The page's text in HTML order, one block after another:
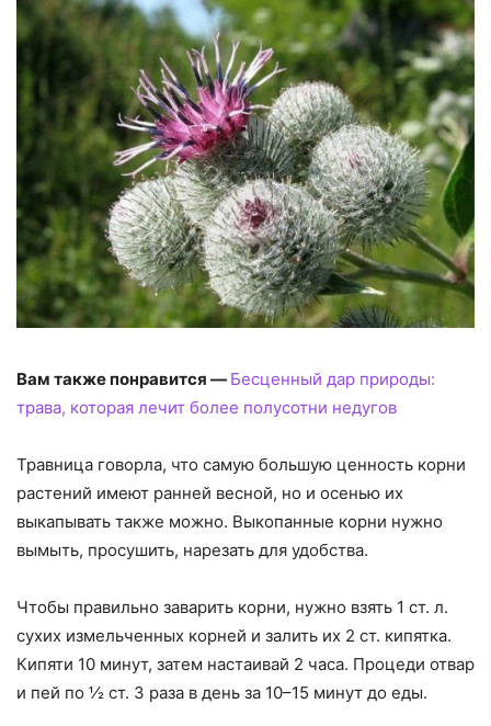
Вам также понравится — Бесценный дар природы:
трава, которая лечит более полусотни недугов
Травница говорла, что самую большую ценность корни
растений имеют ранней весной, но и осенью их
выкапывать также можно. Выкопанные корни нужно
вымыть, просушить, нарезать для удобства.
Чтобы правильно заварить корни, нужно взять 1 ст. л.
сухих измельченных корней и залить их 2 ст. кипятка.
Кипяти 10 минут, затем настаивай 2 часа. Процеди отвар
и пей по ½ ст. 3 раза в день за 10–15 минут до еды.